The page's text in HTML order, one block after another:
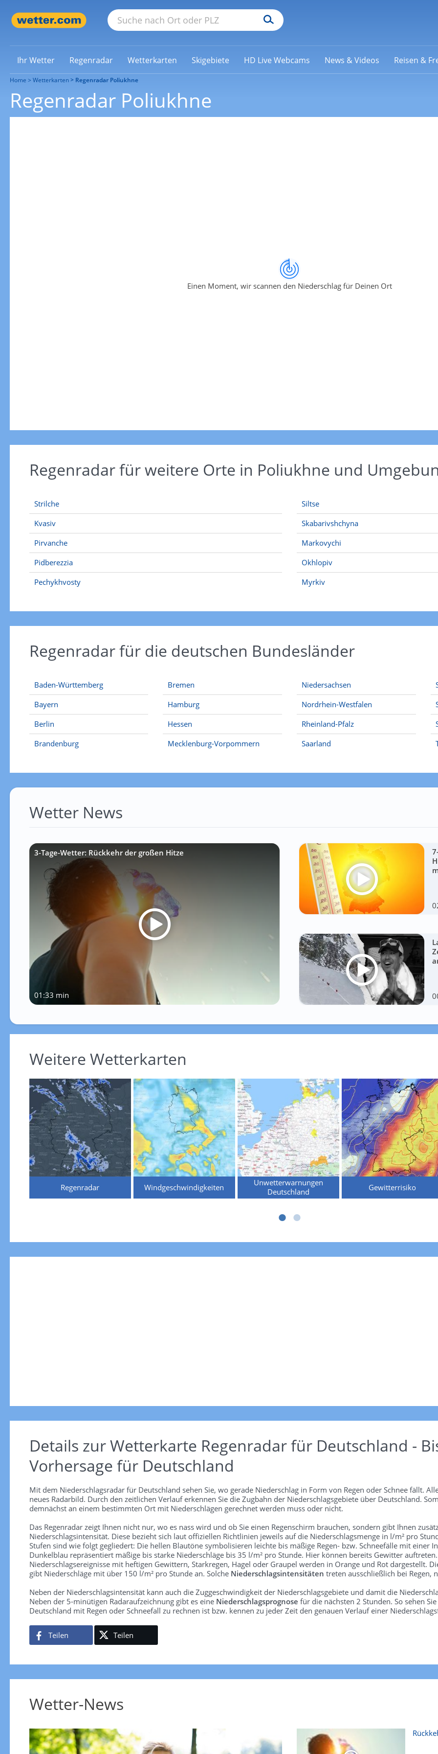
Ihr Wetter Regenradar Wetterkarten Skigebiete HD Live Webcams News & Videos Reisen &
Home Wetterkarten Regenradar Poliukhne
Regenradar Poliukhne
Einen Moment, wir scannen den Niederschlag für Deinen Ort
Regenradar für weitere Orte in Poliukhne und
Strilche
Kvasiv
Pirvanche
Pidberezzia
Pechykhvosty
Siltse
Skabarivshchyna
Markovychi
Okhlopiv
Myrkiv
Regenradar für die deutschen Bundesländer
Baden-Württemberg
Bayern
Berlin
Brandenburg
Bremen
Hamburg
Hessen
Mecklenburg-Vorpommern
Niedersachsen
Nordrhein-Westfalen
Rheinland-Pfalz
Saarland
Wetter News
3-Tage-Wetter: Rückkehr der großen Hitze
01:33 min
Weitere Wetterkarten
Regenradar Windgeschwindigkeiten
Unwetterwarnungen
Deutschland
Gewitterrisiko
Details zur Wetterkarte Regenradar für Deutschland -
Vorhersage für Deutschland
Mit dem Niederschlagsradar für Deutschland sehen Sie, wo gerade Niederschlag in Form von Regen oder Schnee fällt.
neues Radarbild. Durch den zeitlichen Verlauf erkennen Sie die Zugbahn der Niederschlagsgebiete über Deutschland.
demnächst an einem bestimmten Ort mit Niederschlägen gerechnet werden muss oder nicht.
Das Regenradar zeigt Ihnen nicht nur, wo es nass wird und ob Sie einen Regenschirm brauchen, sondern gibt Ihnen
Niederschlagsintensität. Diese bezieht sich laut offiziellen Richtlinien jeweils auf die Niederschlagsmenge in l/m² pro
Stufen sind wie folgt gegliedert: Die hellen Blautöne symbolisieren leichte bis mäßige Regen- bzw. Schneefälle mit einer
Dunkelblau repräsentiert mäßige bis starke Niederschläge bis 35 l/m² pro Stunde. Hier können bereits Gewitter
Niederschlagsereignisse mit heftigen Gewittern, Starkregen, Hagel oder Graupel werden in Orange und Rot dargestellt.
gibt Niederschläge mit über 150 l/m² pro Stunde an. Solche Niederschlagsintensitäten treten ausschließlich bei Regen,
Neben der Niederschlagsintensität kann auch die Zuggeschwindigkeit der Niederschlagsgebiete und damit die
Neben der 5-minütigen Radaraufzeichnung gibt es eine Niederschlagsprognose für die nächsten 2 Stunden. So sehen
Deutschland mit Regen oder Schneefall zu rechnen ist bzw. kennen zu jeder Zeit den genauen Verlauf einer
Teilen Teilen
Wetter-News